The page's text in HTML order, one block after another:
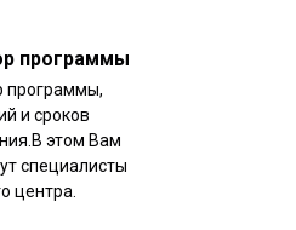
программы
программы,
и сроков
этом Вам
специалисты
центра.